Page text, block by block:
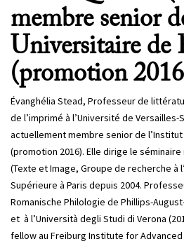
membre senior
Universitaire de
(promotion
Évanghélia Stead, Professeur de
de l’imprimé à l’Université de Versailles-
actuellement membre senior de
(promotion 2016). Elle dirige le
(Texte et Image, Groupe de recherche à
Supérieure à Paris depuis 2004.
Romanische Philologie de Phillips-
et à l’Università degli Studi di Verona
fellow au Freiburg Institute for Advanced